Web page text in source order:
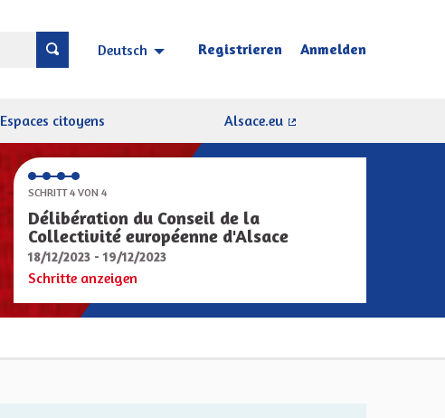
Deutsch Choisir la langue Sprache wählen
Registrieren Anmelden
Espaces citoyens
Alsace.eu
SCHRITT 4 VON 4
Délibération du Conseil de la
Collectivité européenne d'Alsace
18/12/2023 - 19/12/2023
Schritte anzeigen